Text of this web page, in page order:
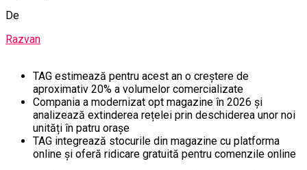
De
Razvan
TAG estimează pentru acest an o creștere de
aproximativ 20% a volumelor comercializate
Compania a modernizat opt magazine în 2026 și
analizează extinderea rețelei prin deschiderea unor noi
unități în patru orașe
TAG integrează stocurile din magazine cu platforma
online și oferă ridicare gratuită pentru comenzile online